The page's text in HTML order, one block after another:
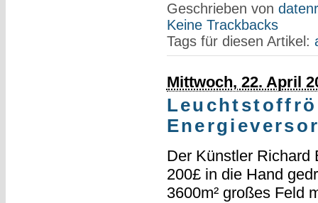
Geschrieben von
Keine Trackbacks
Tags für diesen Artikel:
Mittwoch, 22. April
Der Künstler Richard
200£ in die Hand
3600m² großes Feld